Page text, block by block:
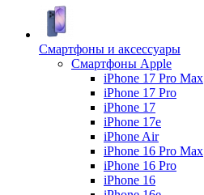
Смартфоны и аксессуары
Смартфоны Apple
iPhone 17 Pro Max
iPhone 17 Pro
iPhone 17
iPhone 17e
iPhone Air
iPhone 16 Pro Max
iPhone 16 Pro
iPhone 16